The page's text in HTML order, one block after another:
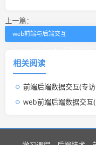
上一篇：
web前端与后端交互
搞定实时聊天，前端人彻底解放)
相关阅读
前端后端数据交互(专访Cursor首
web前端后端数据交互(不用学